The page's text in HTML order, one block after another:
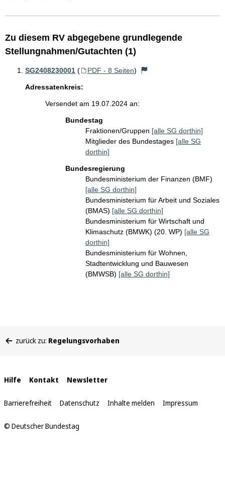
Zu diesem RV abgegebene grundlegende
Stellungnahmen/Gutachten (1)
SG2408230001 ( PDF - 8 Seiten)
Adressatenkreis:
Versendet am 19.07.2024 an:
Bundestag
Fraktionen/Gruppen [alle SG dorthin]
Mitglieder des Bundestages [alle SG
dorthin]
Bundesregierung
Bundesministerium der Finanzen (BMF)
[alle SG dorthin]
Bundesministerium für Arbeit und Soziales
(BMAS) [alle SG dorthin]
Bundesministerium für Wirtschaft und
Klimaschutz (BMWK) (20. WP) [alle SG
dorthin]
Bundesministerium für Wohnen,
Stadtentwicklung und Bauwesen
(BMWSB) [alle SG dorthin]
befinden
zurück zu: Regelungsvorhaben
Interne
Links
Hilfe Kontakt Newsletter
Barrierefreiheit Datenschutz Inhalte melden Impressum
© Deutscher Bundestag